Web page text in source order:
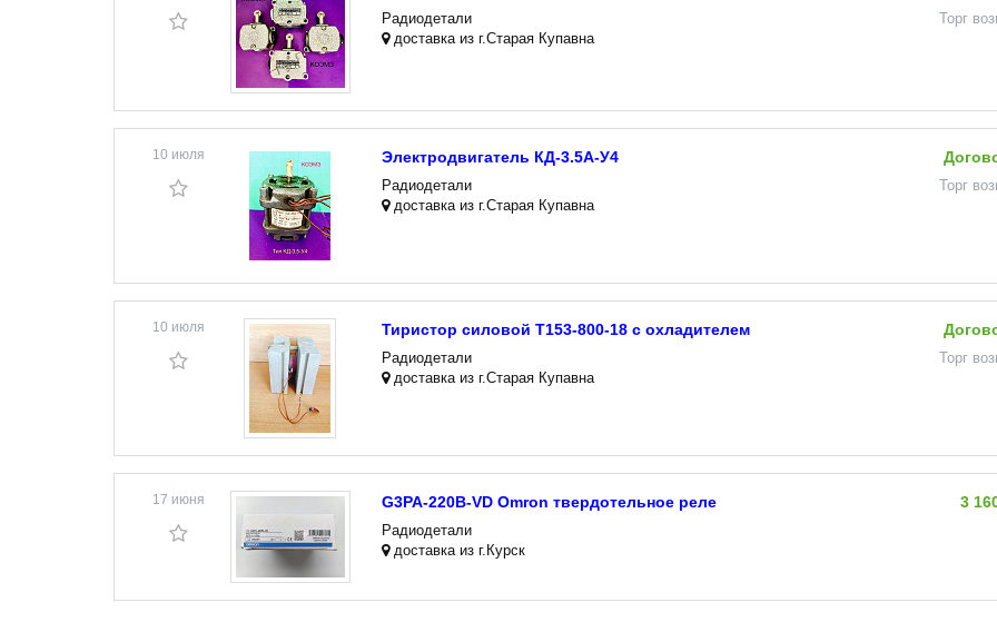
Радиодетали
доставка из г.Старая Купавна
Торг
10 июля Электродвигатель КД-3.5А-У4
Радиодетали
доставка из г.Старая Купавна
Торг
10 июля Тиристор силовой Т153-800-18 с охладителем
Радиодетали
доставка из г.Старая Купавна
Торг
17 июня G3PA-220B-VD Omron твердотельное реле
Радиодетали
доставка из г.Курск
3